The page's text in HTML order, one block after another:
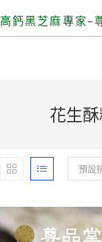
高鈣黑芝麻專家–
花生
預設